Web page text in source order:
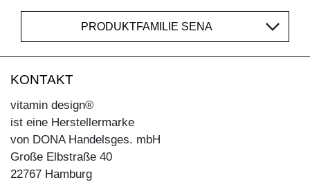
PRODUKTFAMILIE SENA
KONTAKT
vitamin design®
ist eine Herstellermarke
von DONA Handelsges. mbH
Große Elbstraße 40
22767 Hamburg